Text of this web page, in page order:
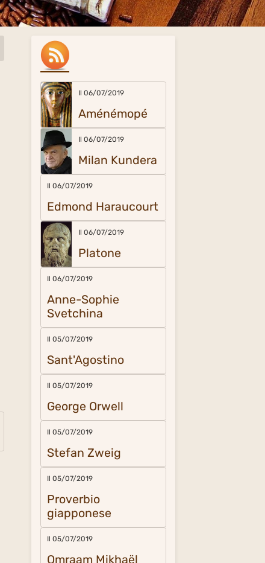
Il 06/07/2019
Aménémopé
Il 06/07/2019
Milan Kundera
Il 06/07/2019
Edmond Haraucourt
Il 06/07/2019
Platone
Il 06/07/2019
Anne-Sophie
Svetchina
Il 05/07/2019
Sant'Agostino
Il 05/07/2019
George Orwell
Il 05/07/2019
Stefan Zweig
Il 05/07/2019
Proverbio
giapponese
Il 05/07/2019
Omraam Mikhaël